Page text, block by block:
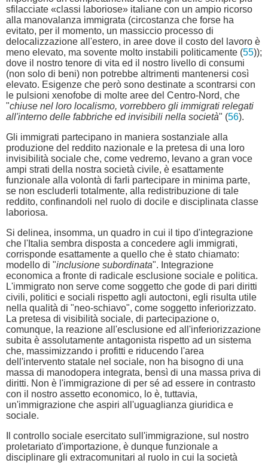
sfilacciate «classi laboriose» italiane con un ampio ricorso
alla manovalanza immigrata (circostanza che forse ha
evitato, per il momento, un massiccio processo di
delocalizzazione all'estero, in aree dove il costo del lavoro è
meno elevato, ma sovente molto instabili politicamente (55));
dove il nostro tenore di vita ed il nostro livello di consumi
(non solo di beni) non potrebbe altrimenti mantenersi così
elevato. Esigenze che però sono destinate a scontrarsi con
le pulsioni xenofobe di molte aree del Centro-Nord, che
"chiuse nel loro localismo, vorrebbero gli immigrati relegati
all'interno delle fabbriche ed invisibili nella società" (56).
Gli immigrati partecipano in maniera sostanziale alla
produzione del reddito nazionale e la pretesa di una loro
invisibilità sociale che, come vedremo, levano a gran voce
ampi strati della nostra società civile, è esattamente
funzionale alla volontà di farli partecipare in minima parte,
se non escluderli totalmente, alla redistribuzione di tale
reddito, confinandoli nel ruolo di docile e disciplinata classe
laboriosa.
Si delinea, insomma, un quadro in cui il tipo d'integrazione
che l'Italia sembra disposta a concedere agli immigrati,
corrisponde esattamente a quello che è stato chiamato:
modello di "inclusione subordinata". Integrazione
economica a fronte di radicale esclusione sociale e politica.
L'immigrato non serve come soggetto che gode di pari diritti
civili, politici e sociali rispetto agli autoctoni, egli risulta utile
nella qualità di "neo-schiavo", come soggetto inferiorizzato.
La pretesa di visibilità sociale, di partecipazione o,
comunque, la reazione all'esclusione ed all'inferiorizzazione
subita è assolutamente antagonista rispetto ad un sistema
che, massimizzando i profitti e riducendo l'area
dell'intervento statale nel sociale, non ha bisogno di una
massa di manodopera integrata, bensì di una massa priva di
diritti. Non è l'immigrazione di per sé ad essere in contrasto
con il nostro assetto economico, lo è, tuttavia,
un'immigrazione che aspiri all'uguaglianza giuridica e
sociale.
Il controllo sociale esercitato sull'immigrazione, sul nostro
proletariato d'importazione, è dunque funzionale a
disciplinare gli extracomunitari al ruolo in cui la società